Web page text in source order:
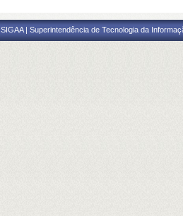
SIGAA | Superintendência de Tecnologia da